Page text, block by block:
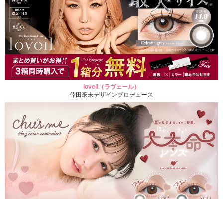
loveil（ラヴェール）
倖田來未デザインプロデュース